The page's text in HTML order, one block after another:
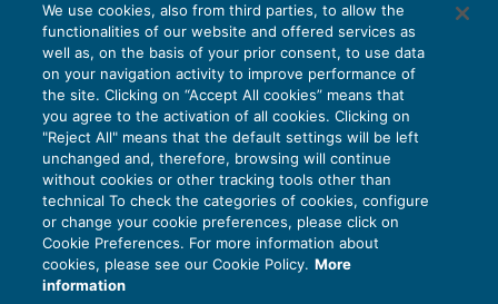
EU AI Act e studi professionali: le
scadenze concrete
27 Luglio 2026
di Diego BarberieStefano Dovier
Privacy Policy
Cookie Policy
We use cookies, also from third parties, to allow the
functionalities of our website and offered services as
well as, on the basis of your prior consent, to use data
on your navigation activity to improve performance of
the site. Clicking on “Accept All cookies” means that
you agree to the activation of all cookies. Clicking on
"Reject All" means that the default settings will be left
unchanged and, therefore, browsing will continue
without cookies or other tracking tools other than
technical To check the categories of cookies, configure
or change your cookie preferences, please click on
Cookie Preferences. For more information about
cookies, please see our Cookie Policy. More
information